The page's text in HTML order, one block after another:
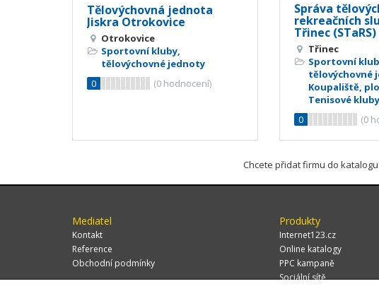
Tělovýchovná jednota
Jiskra Otrokovice
Otrokovice
Sportovní kluby,
tělovýchovné jednoty
0
(0 hodnocení)
Správa
rekreačních
Třinec (STaRS)
Třinec
Sportovní
tělovýchovné
Koupaliště,
Tenisové
0
(0
Chcete přidat firmu do
Mediatel
Kontakt
Reference
Obchodní podmínky
Produkty
Internet123.cz
Online katalogy
PPC kampaně
Sociální sítě